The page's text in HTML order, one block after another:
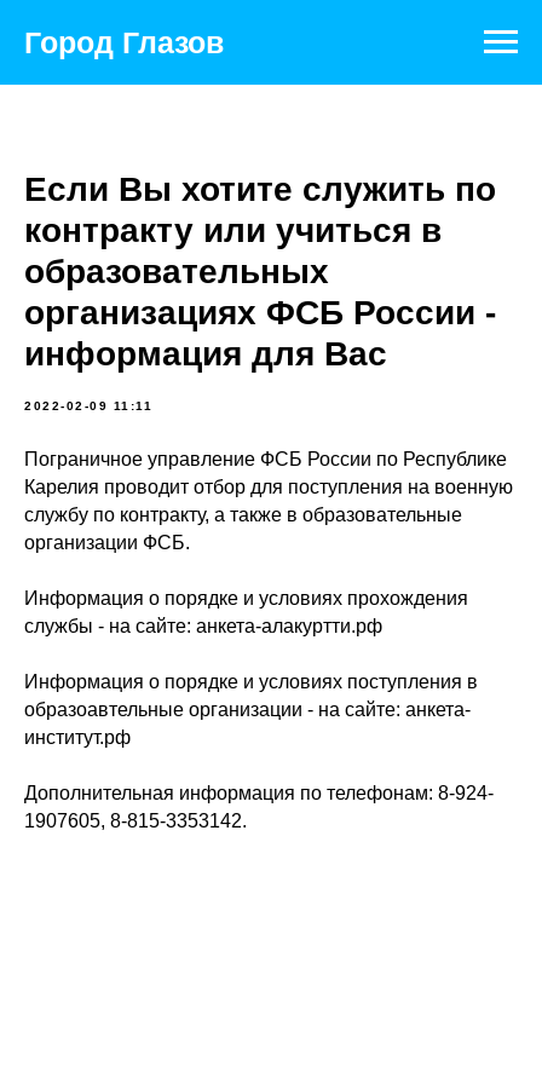
Город Глазов
Если Вы хотите служить по
контракту или учиться в
образовательных
организациях ФСБ России -
информация для Вас
2022-02-09 11:11
Пограничное управление ФСБ России по Республике
Карелия проводит отбор для поступления на военную
службу по контракту, а также в образовательные
организации ФСБ.
Информация о порядке и условиях прохождения
службы - на сайте: анкета-алакуртти.рф
Информация о порядке и условиях поступления в
образоавтельные организации - на сайте: анкета-
институт.рф
Дополнительная информация по телефонам: 8-924-
1907605, 8-815-3353142.